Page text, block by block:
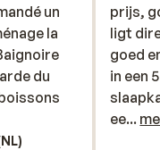
un
la
du
pied
rien vu
un
la
du
prijs,
ligt
goed
in een
een
prijs,
ligt
goed
in een
ee...